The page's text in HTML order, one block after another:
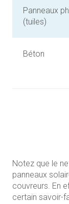
Panneaux
(tuiles)
Béton
Notez que le
panneaux
couvreurs. En
certain savoir-